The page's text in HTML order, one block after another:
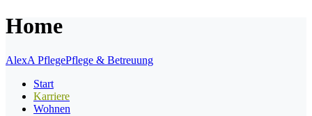
Home
AlexA PflegePflege & Betreuung
Start
Karriere
Wohnen